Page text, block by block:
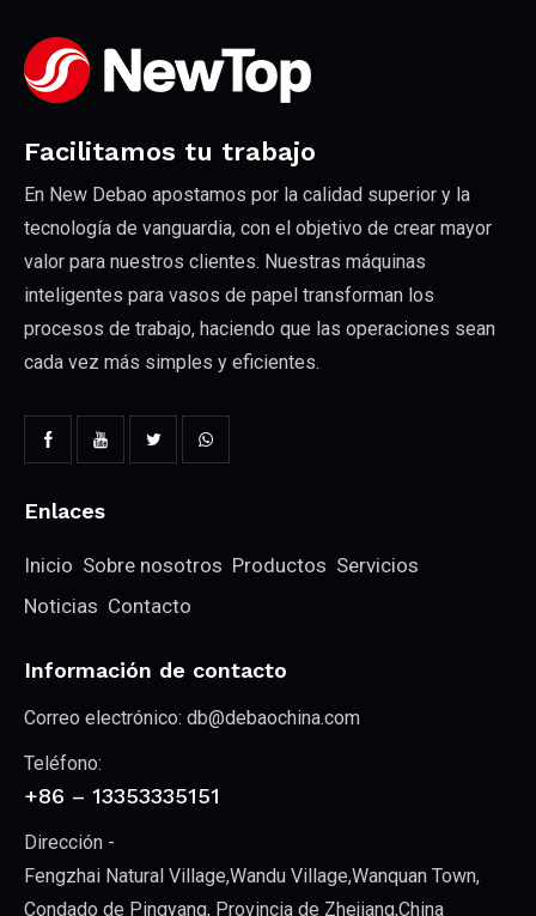
Facilitamos tu trabajo
En New Debao apostamos por la calidad superior y la
tecnología de vanguardia, con el objetivo de crear mayor
valor para nuestros clientes. Nuestras máquinas
inteligentes para vasos de papel transforman los
procesos de trabajo, haciendo que las operaciones sean
cada vez más simples y eficientes.
Enlaces
Inicio Sobre nosotros Productos Servicios
Noticias Contacto
Información de contacto
Correo electrónico: db@debaochina.com
Teléfono:
+86 – 13353335151
Dirección -
Fengzhai Natural Village,Wandu Village,Wanquan Town,
Condado de Pingyang, Provincia de Zhejiang,China